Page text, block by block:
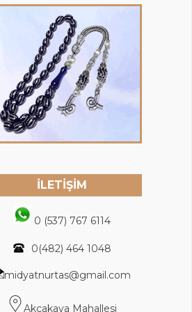
İLETİŞİM
0 (537) 767 6114
0(482) 464 1048
midyatnurtas@gmail.com
Akçakaya Mahallesi